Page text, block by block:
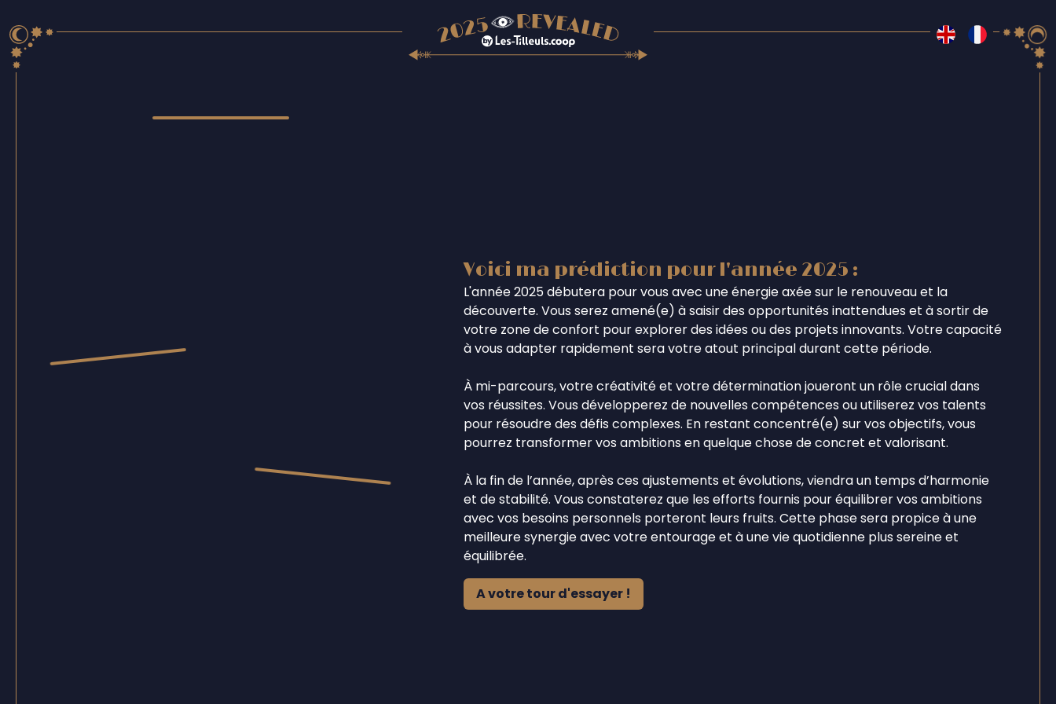
Voici ma prédiction pour l'année 2025 :
L'année 2025 débutera pour vous avec une énergie axée sur le renouveau et la
découverte. Vous serez amené(e) à saisir des opportunités inattendues et à sortir de
votre zone de confort pour explorer des idées ou des projets innovants. Votre capacité
à vous adapter rapidement sera votre atout principal durant cette période.
À mi-parcours, votre créativité et votre détermination joueront un rôle crucial dans
vos réussites. Vous développerez de nouvelles compétences ou utiliserez vos talents
pour résoudre des défis complexes. En restant concentré(e) sur vos objectifs, vous
pourrez transformer vos ambitions en quelque chose de concret et valorisant.
À la fin de l’année, après ces ajustements et évolutions, viendra un temps d’harmonie
et de stabilité. Vous constaterez que les efforts fournis pour équilibrer vos ambitions
avec vos besoins personnels porteront leurs fruits. Cette phase sera propice à une
meilleure synergie avec votre entourage et à une vie quotidienne plus sereine et
équilibrée.
A votre tour d'essayer !